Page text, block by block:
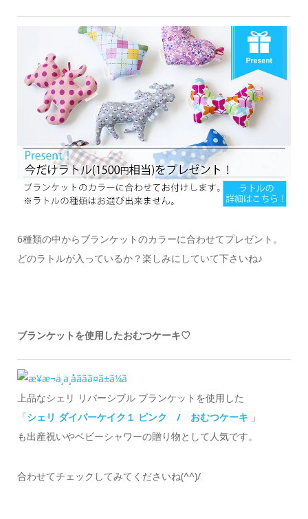
6種類の中からブランケットのカラーに合わせてプレゼント。
どのラトルが入っているか？楽しみにしていて下さいね♪
ブランケットを使用したおむつケーキ♡
上品なシェリ リバーシブル ブランケットを使用した
「シェリ ダイパーケイク１ ピンク / おむつケーキ 」
も出産祝いやベビーシャワーの贈り物として人気です。
合わせてチェックしてみてくださいね(^^)/